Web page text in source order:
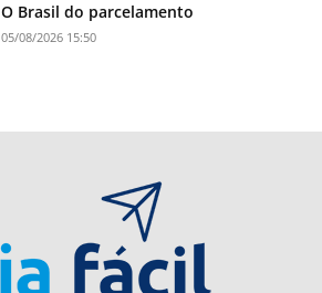
O Brasil do parcelamento
05/08/2026 15:50